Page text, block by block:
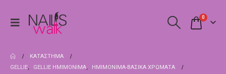
0
ΚΑΤΆΣΤΗΜΑ
GELLIE, GELLIE ΗΜΙΜΌΝΙΜΑ,
ΗΜΙΜΌΝΙΜΑ-ΒΑΣΙΚΆ ΧΡΏΜΑΤΑ